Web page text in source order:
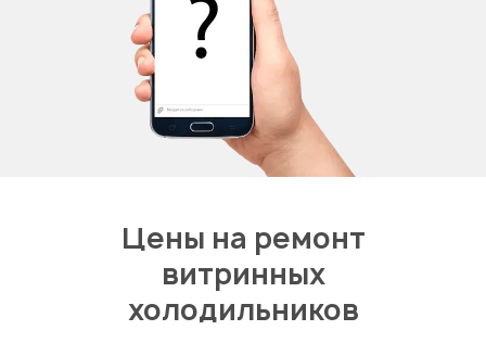
Цены на ремонт
витринных
холодильников